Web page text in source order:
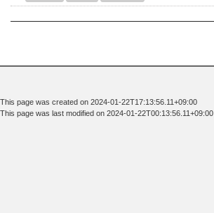
This page was created on 2024-01-22T17:13:56.11+09:00
This page was last modified on 2024-01-22T00:13:56.11+09:00